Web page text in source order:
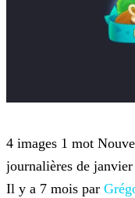
4 images 1 mot
journalières de
Il y a 7 mois par